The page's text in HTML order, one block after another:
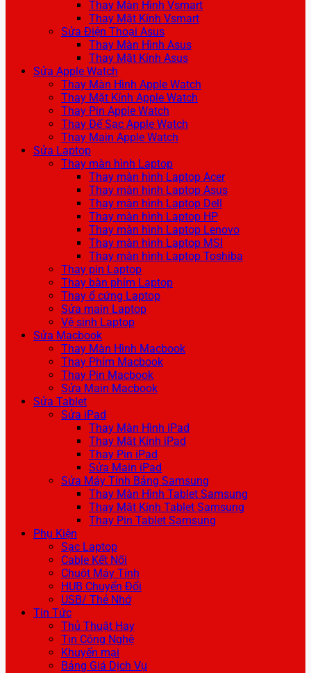
Thay Màn Hình Vsmart
Thay Mặt Kính Vsmart
Sửa Điện Thoại Asus
Thay Màn Hình Asus
Thay Mặt Kính Asus
Sửa Apple Watch
Thay Màn Hình Apple Watch
Thay Mặt Kính Apple Watch
Thay Pin Apple Watch
Thay Đế Sạc Apple Watch
Thay Main Apple Watch
Sửa Laptop
Thay màn hình Laptop
Thay màn hình Laptop Acer
Thay màn hình Laptop Asus
Thay màn hình Laptop Dell
Thay màn hình Laptop HP
Thay màn hình Laptop Lenovo
Thay màn hình Laptop MSI
Thay màn hình Laptop Toshiba
Thay pin Laptop
Thay bàn phím Laptop
Thay ổ cứng Laptop
Sửa main Laptop
Vệ sinh Laptop
Sửa Macbook
Thay Màn Hình Macbook
Thay Phím Macbook
Thay Pin Macbook
Sửa Main Macbook
Sửa Tablet
Sửa iPad
Thay Màn Hình iPad
Thay Mặt Kính iPad
Thay Pin iPad
Sửa Main iPad
Sửa Máy Tính Bảng Samsung
Thay Màn Hình Tablet Samsung
Thay Mặt Kính Tablet Samsung
Thay Pin Tablet Samsung
Phụ Kiện
Sạc Laptop
Cable Kết Nối
Chuột Máy Tính
HUB Chuyển Đổi
USB/ Thẻ Nhớ
Tin Tức
Thủ Thuật Hay
Tin Công Nghệ
Khuyến mại
Bảng Giá Dịch Vụ